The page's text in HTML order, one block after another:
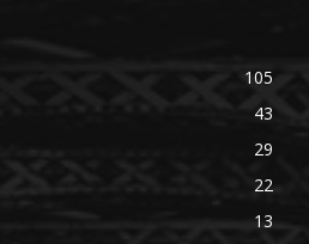
105
43
29
22
13